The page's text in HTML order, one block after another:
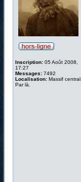
Inscription: 05 Août 2008,
17:27
Messages: 7492
Localisation: Massif central.
Par là.